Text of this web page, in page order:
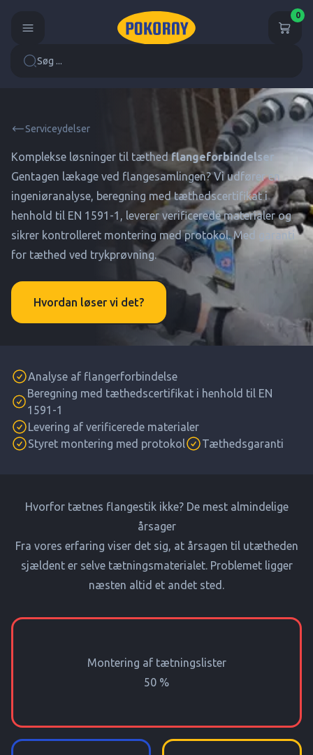
Søg ...
0
Serviceydelser
Komplekse løsninger til tæthedflangeforbindelser
Gentagen lækage ved flangesamlingen? Vi udfører en
ingeniøranalyse, beregning med tæthedscertifikat i
henhold til EN 1591-1, leverer verificerede materialer og
sikrer kontrolleret montering med protokol. Med garanti
for tæthed ved trykprøvning.
Hvordan løser vi det?
Analyse af flangerforbindelse
Beregning med tæthedscertifikat i henhold til EN
1591-1
Levering af verificerede materialer
Styret montering med protokol
Tæthedsgaranti
Hvorfor tætnes flangestik ikke? De mest almindelige
årsager
Fra vores erfaring viser det sig, at årsagen til utætheden
sjældent er selve tætningsmaterialet. Problemet ligger
næsten altid et andet sted.
Montering af tætningslister
50 %